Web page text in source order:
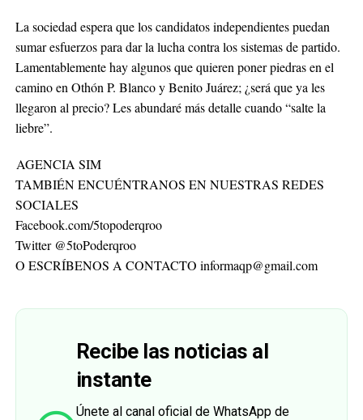
La sociedad espera que los candidatos independientes puedan
sumar esfuerzos para dar la lucha contra los sistemas de partido.
Lamentablemente hay algunos que quieren poner piedras en el
camino en Othón P. Blanco y Benito Juárez; ¿será que ya les
llegaron al precio? Les abundaré más detalle cuando “salte la
liebre”.
AGENCIA SIM
TAMBIÉN ENCUÉNTRANOS EN NUESTRAS REDES
SOCIALES
Facebook.com/5topoderqroo
Twitter @5toPoderqroo
O ESCRÍBENOS A CONTACTO informaqp@gmail.com
Recibe las noticias al
instante
Únete al canal oficial de WhatsApp de